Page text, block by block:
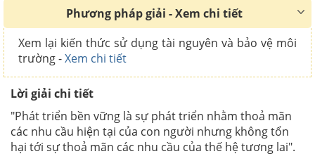
Phương pháp giải - Xem chi tiết
Xem lại kiến thức sử dụng tài nguyên và bảo vệ môi
trường -Xem chi tiết
Lời giải chi tiết
"Phát triển bền vững là sự phát triển nhằm thoả mãn
các nhu cầu hiện tại của con người nhưng không tổn
hại tới sự thoả mãn các nhu cầu của thế hệ tương lai".